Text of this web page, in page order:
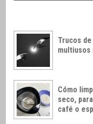
Trucos
multiusos
Cómo
seco,
café o